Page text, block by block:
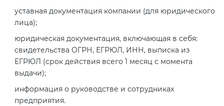
уставная документация компании (для юридического
лица);
юридическая документация, включающая в себя:
свидетельства ОГРН, ЕГРЮЛ, ИНН, выписка из
ЕГРЮЛ (срок действия всего 1 месяц с момента
выдачи);
информация о руководстве и сотрудниках
предприятия.